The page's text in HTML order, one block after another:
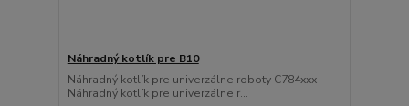
Náhradný kotlík pre B10
Náhradný kotlík pre univerzálne roboty C784xxx
Náhradný kotlík pre univerzálne r...